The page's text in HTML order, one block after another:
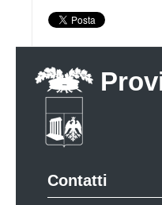
Contatti